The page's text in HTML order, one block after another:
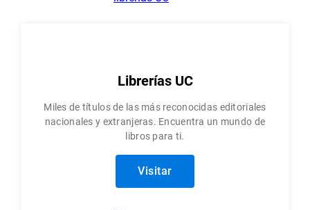
Librerías UC
Miles de títulos de las más reconocidas editoriales
nacionales y extranjeras. Encuentra un mundo de
libros para ti.
Visitar